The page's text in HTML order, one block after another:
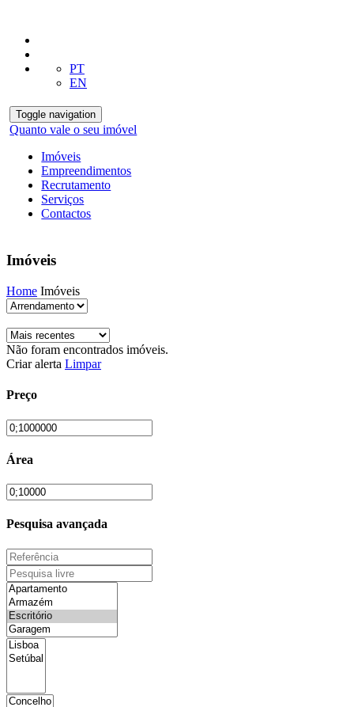
PT
EN
Toggle navigation
Quanto vale o seu imóvel
Imóveis
Empreendimentos
Recrutamento
Serviços
Contactos
Imóveis
Home Imóveis
Não foram encontrados imóveis.
Criar alerta Limpar
Preço
Área
Pesquisa avançada